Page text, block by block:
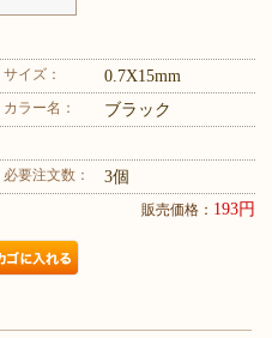
サイズ： 0.7X15mm
カラー名： ブラック
必要注文数： 3個
販売価格： 193円